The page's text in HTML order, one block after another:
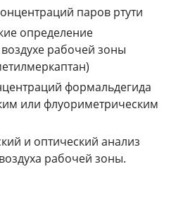
паров ртути
определение
рабочей зоны
формальдегида
или флуориметрическим
и оптический анализ
рабочей зоны.